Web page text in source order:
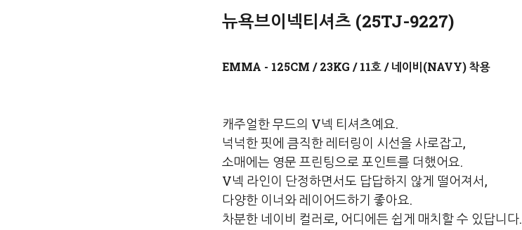
뉴욕브이넥티셔츠 (25TJ-9227)
네이비(NAVY)
캐주얼한 무드의 V넥 티셔츠예요.
넉넉한 핏에 큼직한 레터링이 시선을 사로잡고,
소매에는 영문 프린팅으로 포인트를 더했어요.
V넥 라인이 단정하면서도 답답하지 않게 떨어져서,
다양한 이너와 레이어드하기 좋아요.
차분한 네이비 컬러로, 어디에든 쉽게 매치할 수 있답니다.